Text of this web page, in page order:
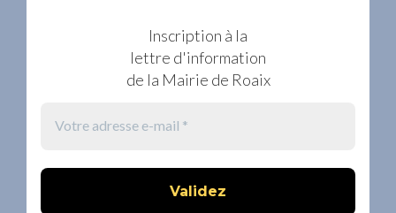
Inscription à la
lettre d'information
de la Mairie de Roaix